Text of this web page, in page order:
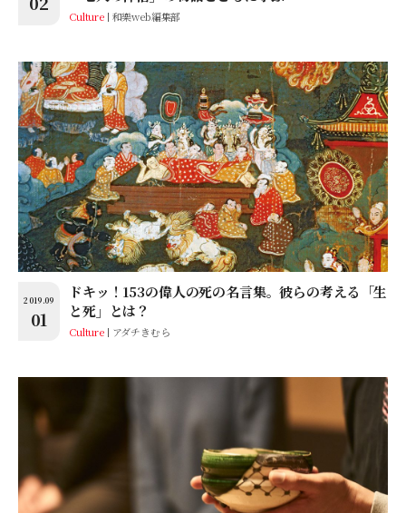
Culture 和樂web編集部
2019.09
01
ドキッ！153の偉人の死の名言集。彼らの考える「生
と死」とは？
Culture アダチきむら